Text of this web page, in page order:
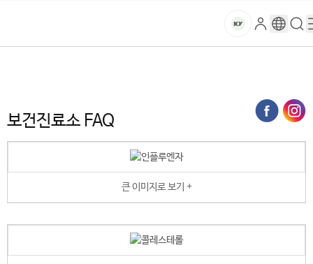
건
대
학
마
로
그
구
글
검
색
메
뉴
로
보건진료소 FAQ
큰 이미지로 보기 +